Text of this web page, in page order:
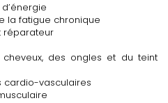
la fatigue chronique
réparateur
des ongles et du teint
cardio-vasculaires